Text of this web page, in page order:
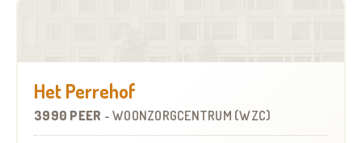
Het Perrehof
3990 PEER - WOONZORGCENTRUM (WZC)